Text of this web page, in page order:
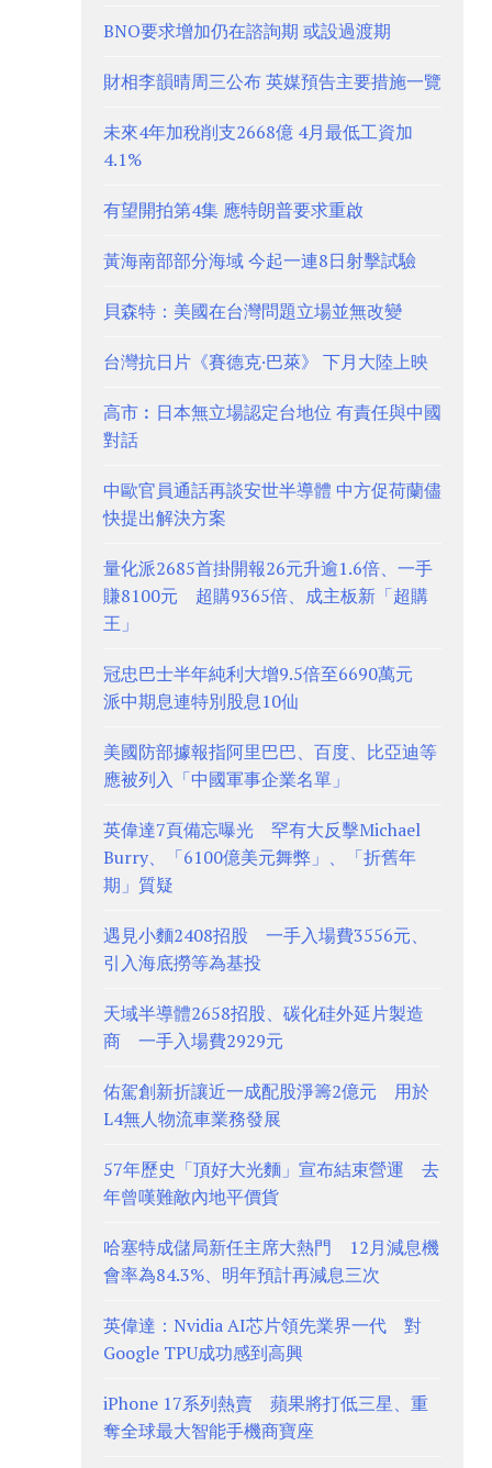
BNO要求增加仍在諮詢期 或設過渡期
財相李韻晴周三公布 英媒預告主要措施一覽
未來4年加稅削支2668億 4月最低工資加
4.1%
有望開拍第4集 應特朗普要求重啟
黃海南部部分海域 今起一連8日射擊試驗
貝森特：美國在台灣問題立場並無改變
台灣抗日片《賽德克·巴萊》 下月大陸上映
高市︰日本無立場認定台地位 有責任與中國
對話
中歐官員通話再談安世半導體 中方促荷蘭儘
快提出解決方案
量化派2685首掛開報26元升逾1.6倍、一手
賺8100元 超購9365倍、成主板新「超購
王」
冠忠巴士半年純利大增9.5倍至6690萬元
派中期息連特別股息10仙
美國防部據報指阿里巴巴、百度、比亞迪等
應被列入「中國軍事企業名單」
英偉達7頁備忘曝光 罕有大反擊Michael
Burry、「6100億美元舞弊」、「折舊年
期」質疑
遇見小麵2408招股 一手入場費3556元、
引入海底撈等為基投
天域半導體2658招股、碳化硅外延片製造
商 一手入場費2929元
佑駕創新折讓近一成配股淨籌2億元 用於
L4無人物流車業務發展
57年歷史「頂好大光麵」宣布結束營運 去
年曾嘆難敵內地平價貨
哈塞特成儲局新任主席大熱門 12月減息機
會率為84.3%、明年預計再減息三次
英偉達：Nvidia AI芯片領先業界一代 對
Google TPU成功感到高興
iPhone 17系列熱賣 蘋果將打低三星、重
奪全球最大智能手機商寶座